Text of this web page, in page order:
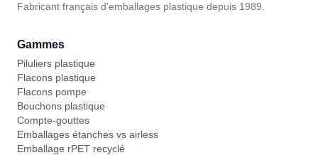
Fabricant français d'emballages plastique depuis 1989.
Gammes
Piluliers plastique
Flacons plastique
Flacons pompe
Bouchons plastique
Compte-gouttes
Emballages étanches vs airless
Emballage rPET recyclé